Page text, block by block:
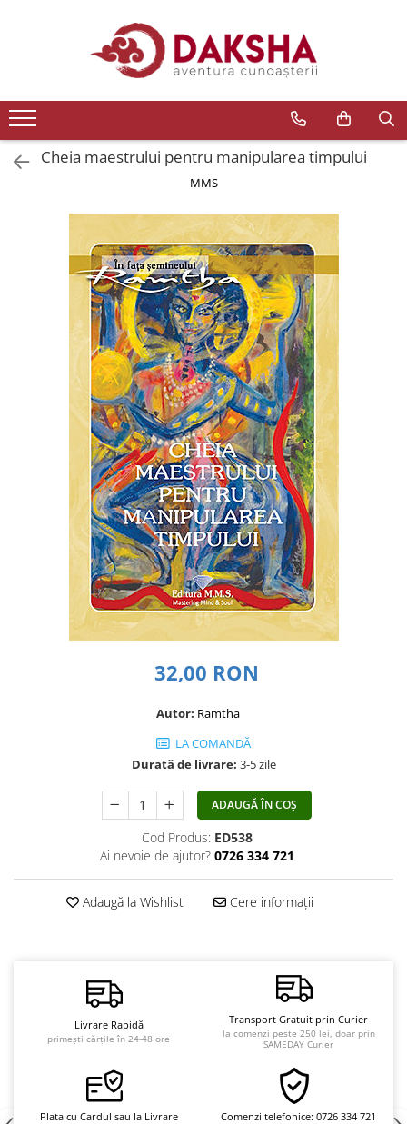
Editura Daksha
Seria Radu Cinamar
Seria Anton Parks
Seria Immanuel Velikovsky
Spiritualitate
Extratereștrii
Transformare spirituală
Psihologie
Dezvoltare personală
Seria Montauk
Seria Chico Xavier
Seria Helena Blavatsky
Lumea îngerilor
Seria Masaru Emoto
Vindecare spirituală
Cheia maestrului pentru manipularea timpului
MMS
32,00 RON
Autor: Ramtha
LA COMANDĂ
Durată de livrare: 3-5 zile
ADAUGĂ ÎN COȘ
Cod Produs: ED538
Ai nevoie de ajutor? 0726 334 721
Adaugă la Wishlist Cere informații
Livrare Rapidă
primești cărțile în 24-48 ore
Transport Gratuit prin Curier
la comenzi peste 250 lei, doar prin
SAMEDAY Curier
Plata cu Cardul sau la Livrare Comenzi telefonice: 0726 334 721